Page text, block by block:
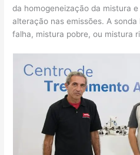
da homogeneização da mistura
alteração nas emissões. A
falha, mistura pobre, ou mistura